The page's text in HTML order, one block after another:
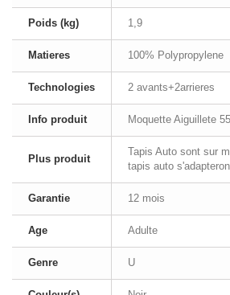
Poids (kg) 1,9
Matieres 100% Polypropylene
Technologies 2 avants+2arrieres
Info produit Moquette Aiguillete
Plus produit
Tapis Auto sont sur
tapis auto
Garantie 12 mois
Age Adulte
Genre U